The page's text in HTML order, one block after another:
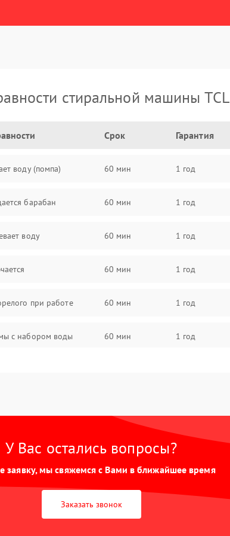
стиральной машины TCL
Срок Гарантия
воду (помпа) 60 мин 1 год
барабан 60 мин 1 год
воду 60 мин 1 год
60 мин 1 год
при работе 60 мин 1 год
с набором воды 60 мин 1 год
У Вас остались вопросы?
заявку, мы свяжемся с Вами в ближайшее время
Заказать звонок